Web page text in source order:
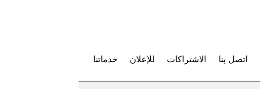
اتصل بنا الاشتراكات للإعلان خدماتنا